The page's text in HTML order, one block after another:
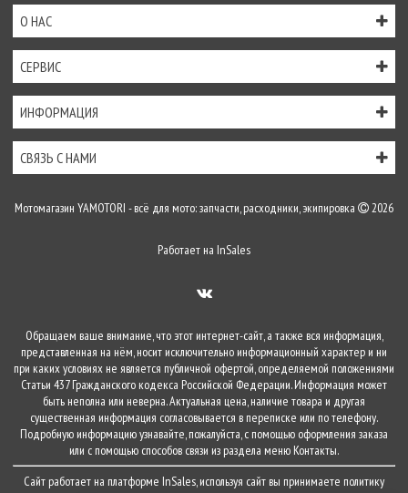
О НАС
СЕРВИС
ИНФОРМАЦИЯ
СВЯЗЬ С НАМИ
Мотомагазин YAMOTORI - всё для мото: запчасти, расходники, экипировка 2026
Работает на InSales
Обращаем ваше внимание, что этот интернет-сайт, а также вся информация,
представленная на нём, носит исключительно информационный характер и ни
при каких условиях не является публичной офертой, определяемой положениями
Статьи 437 Гражданского кодекса Российской Федерации. Информация может
быть неполна или неверна. Актуальная цена, наличие товара и другая
существенная информация согласовывается в переписке или по телефону.
Подробную информацию узнавайте, пожалуйста, с помощью оформления заказа
или с помощью способов связи из раздела меню Контакты.
Сайт работает на платформе InSales, используя сайт вы принимаете политику